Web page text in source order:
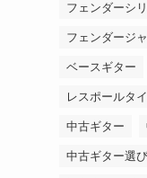
フェンダーシ
フェンダージ
ベースギター
レスポールタ
中古ギター
中古ギター選び